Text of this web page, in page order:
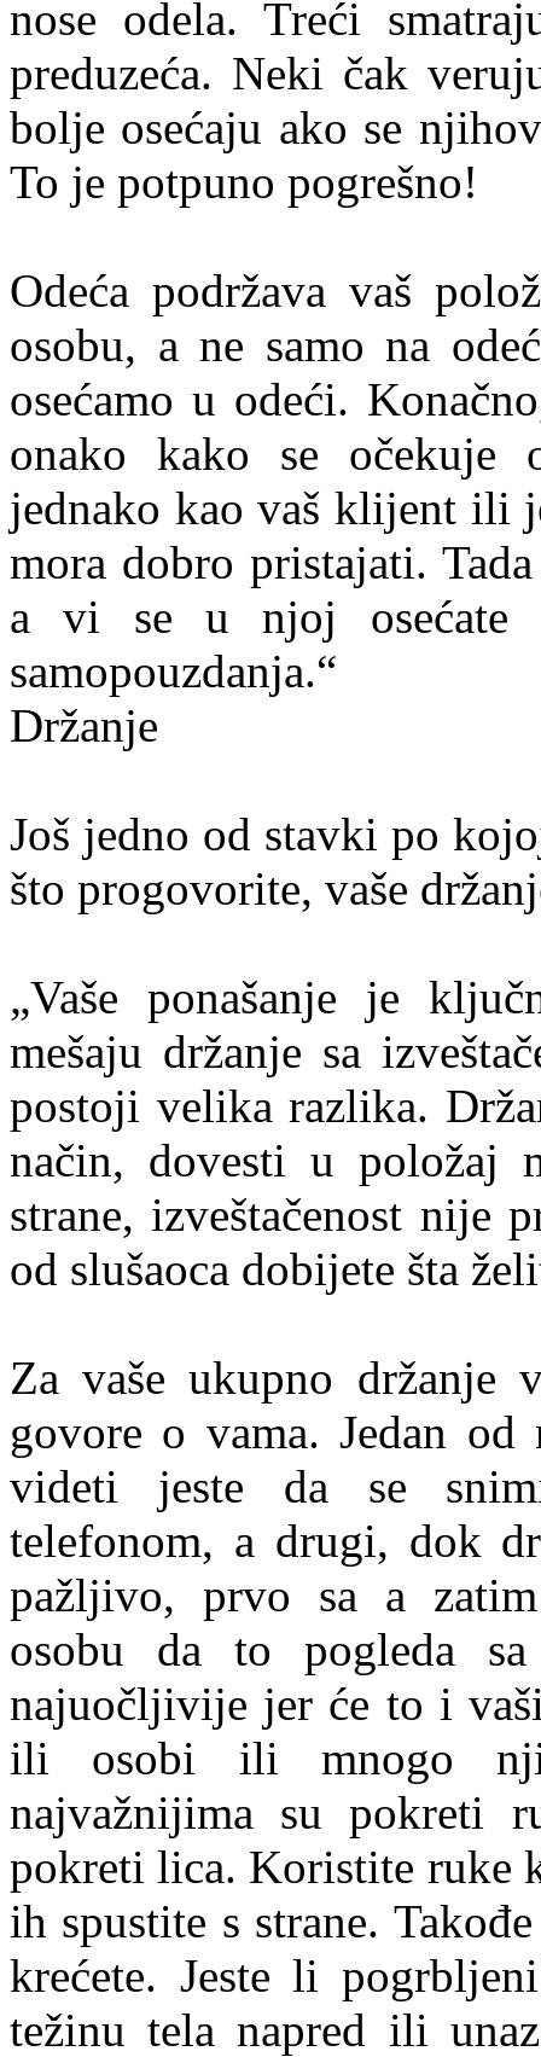
nose odela. Treći
preduzeća. Neki čak
bolje osećaju ako se
To je potpuno pogrešno!
Odeća podržava vaš
osobu, a ne samo na
osećamo u odeći.
onako kako se očekuje
jednako kao vaš klijent ili
mora dobro pristajati.
a vi se u njoj osećate
samopouzdanja.“
Držanje
Još jedno od stavki po
što progovorite, vaše
„Vaše ponašanje je
mešaju držanje sa
postoji velika razlika.
način, dovesti u položaj
strane, izveštačenost nije
od slušaoca dobijete šta
Za vaše ukupno držanje
govore o vama. Jedan
videti jeste da se
telefonom, a drugi, dok
pažljivo, prvo sa a
osobu da to pogleda
najuočljivije jer će to i
ili osobi ili mnogo
najvažnijima su pokreti
pokreti lica. Koristite ruke
ih spustite s strane.
krećete. Jeste li
težinu tela napred ili